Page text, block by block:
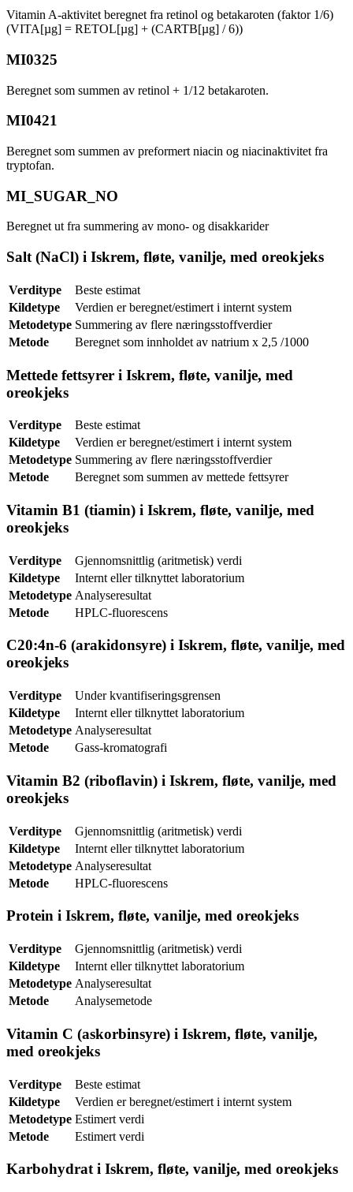
Vitamin A-aktivitet beregnet fra retinol og betakaroten (faktor 1/6)
(VITA[µg] = RETOL[µg] + (CARTB[µg] / 6))
MI0325
Beregnet som summen av retinol + 1/12 betakaroten.
MI0421
Beregnet som summen av preformert niacin og niacinaktivitet fra
tryptofan.
MI_SUGAR_NO
Beregnet ut fra summering av mono- og disakkarider
Salt (NaCl) i Iskrem, fløte, vanilje, med oreokjeks
Verditype
Beste estimat
Kildetype
Verdien er beregnet/estimert i internt system
Metodetype Summering av flere næringsstoffverdier
Metode
Beregnet som innholdet av natrium x 2,5 /1000
Mettede fettsyrer i Iskrem, fløte, vanilje, med
oreokjeks
Verditype
Beste estimat
Kildetype
Verdien er beregnet/estimert i internt system
Metodetype Summering av flere næringsstoffverdier
Metode
Beregnet som summen av mettede fettsyrer
Vitamin B1 (tiamin) i Iskrem, fløte, vanilje, med
oreokjeks
Verditype
Gjennomsnittlig (aritmetisk) verdi
Kildetype
Internt eller tilknyttet laboratorium
Metodetype Analyseresultat
Metode
HPLC-fluorescens
C20:4n-6 (arakidonsyre) i Iskrem, fløte, vanilje, med
oreokjeks
Verditype
Under kvantifiseringsgrensen
Kildetype
Internt eller tilknyttet laboratorium
Metodetype Analyseresultat
Metode
Gass-kromatografi
Vitamin B2 (riboflavin) i Iskrem, fløte, vanilje, med
oreokjeks
Verditype
Gjennomsnittlig (aritmetisk) verdi
Kildetype
Internt eller tilknyttet laboratorium
Metodetype Analyseresultat
Metode
HPLC-fluorescens
Protein i Iskrem, fløte, vanilje, med oreokjeks
Verditype
Gjennomsnittlig (aritmetisk) verdi
Kildetype
Internt eller tilknyttet laboratorium
Metodetype Analyseresultat
Metode
Analysemetode
Vitamin C (askorbinsyre) i Iskrem, fløte, vanilje,
med oreokjeks
Verditype
Beste estimat
Kildetype
Verdien er beregnet/estimert i internt system
Metodetype Estimert verdi
Metode
Estimert verdi
Karbohydrat i Iskrem, fløte, vanilje, med oreokjeks